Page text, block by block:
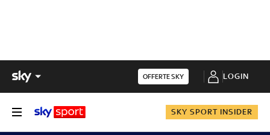
OFFERTE SKY LOGIN
SKY SPORT INSIDER